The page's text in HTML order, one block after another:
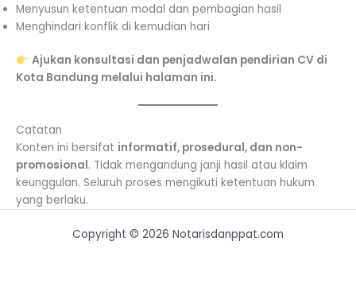
Menyusun ketentuan modal dan pembagian hasil
Menghindari konflik di kemudian hari
Ajukan konsultasi dan penjadwalan pendirian CV di
Kota Bandung melalui halaman ini.
Catatan
Konten ini bersifat informatif, prosedural, dan non-
promosional. Tidak mengandung janji hasil atau klaim
keunggulan. Seluruh proses mengikuti ketentuan hukum
yang berlaku.
Copyright © 2026 Notarisdanppat.com